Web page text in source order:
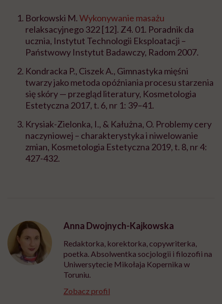
Borkowski M.Wykonywanie masażu
relaksacyjnego 322 [12]. Z4. 01. Poradnik da
ucznia, Instytut Technologii Eksploatacji –
Państwowy Instytut Badawczy, Radom 2007.
Kondracka P., Ciszek A., Gimnastyka mięśni
twarzy jako metoda opóźniania procesu starzenia
się skóry — przegląd literatury, Kosmetologia
Estetyczna 2017, t. 6, nr 1: 39–41.
Krysiak-Zielonka, I., & Kałużna, O. Problemy cery
naczyniowej – charakterystyka i niwelowanie
zmian, Kosmetologia Estetyczna 2019, t. 8, nr 4:
427-432.
Anna Dwojnych-Kajkowska
Redaktorka, korektorka, copywriterka,
poetka. Absolwentka socjologii i filozofii na
Uniwersytecie Mikołaja Kopernika w
Toruniu.
Zobacz profil